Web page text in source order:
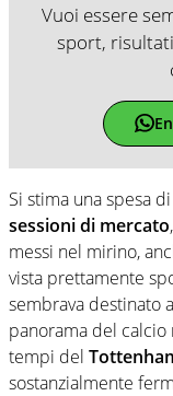
Vuoi essere
sport,
Si stima una spesa di
sessioni di mercato
messi nel mirino,
vista prettamente
sembrava destinato
panorama del
tempi del
sostanzialmente